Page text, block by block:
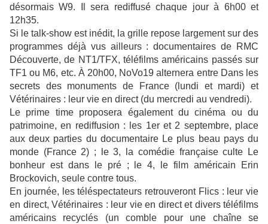
désormais W9. Il sera rediffusé chaque jour à 6h00 et
12h35.
Si le talk-show est inédit, la grille repose largement sur des
programmes déjà vus ailleurs : documentaires de RMC
Découverte, de NT1/TFX, téléfilms américains passés sur
TF1 ou M6, etc. À 20h00, NoVo19 alternera entre Dans les
secrets des monuments de France (lundi et mardi) et
Vétérinaires : leur vie en direct (du mercredi au vendredi).
Le prime time proposera également du cinéma ou du
patrimoine, en rediffusion : les 1er et 2 septembre, place
aux deux parties du documentaire Le plus beau pays du
monde (France 2) ; le 3, la comédie française culte Le
bonheur est dans le pré ; le 4, le film américain Erin
Brockovich, seule contre tous.
En journée, les téléspectateurs retrouveront Flics : leur vie
en direct, Vétérinaires : leur vie en direct et divers téléfilms
américains recyclés (un comble pour une chaîne se